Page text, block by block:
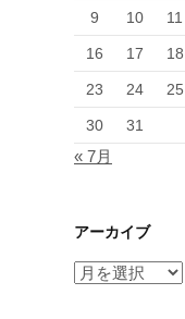
9 10 11
16 17 18
23 24 25
30 31
« 7月
アーカイブ
ア